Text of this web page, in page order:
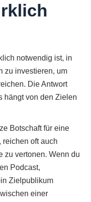
notwendig ist, in
zu investieren, um
Die Antwort
hängt von den Zielen
Botschaft für eine
reichen oft auch
zu vertonen. Wenn du
Podcast,
Zielpublikum
einer